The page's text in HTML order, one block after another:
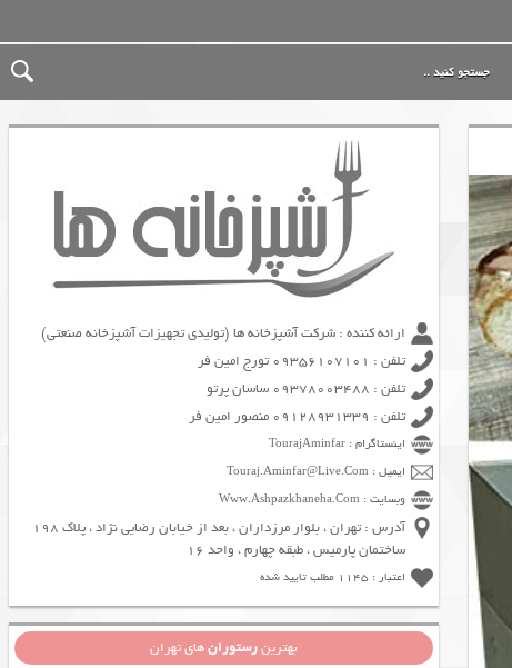
ارائه کننده : شرکت آشپزخانه ها (تولیدی تجهیزات آشپزخانه صنعتی)
تلفن : 09356107101 تورج امین فر
تلفن : 09378003488 ساسان پرتو
تلفن : 09128931339 منصور امین فر
اینستاگرام : TourajAminfar
ایمیل : Touraj.Aminfar@Live.Com
وبسایت : Www.Ashpazkhaneha.Com
آدرس : تهران ، بلوار مرزداران ، بعد از خیابان رضایی نژاد ، پلاک 198
ساختمان پارمیس ، طبقه چهارم ، واحد 16
اعتبار : 1145 مطلب تایید شده
بهترینرستورانهای تهران